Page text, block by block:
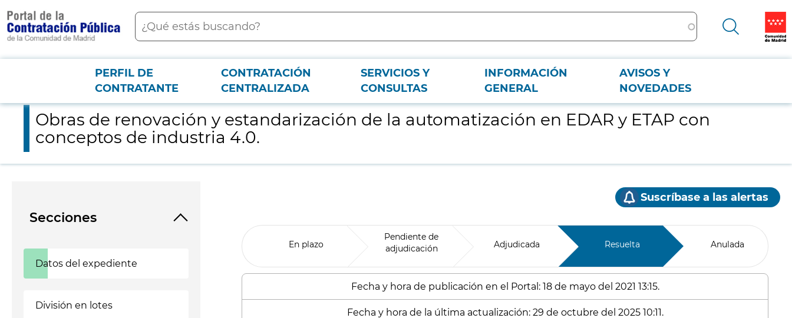
contenido
principal
Buscar
Menú PCON
PERFIL DE
CONTRATANTE
CONTRATACIÓN
CENTRALIZADA
SERVICIOS Y
CONSULTAS
INFORMACIÓN
GENERAL
AVISOS Y
NOVEDADES
Obras de renovación y estandarización de la automatización en EDAR y ETAP con conceptos de industria 4.0.
Obras de renovación y estandarización de la automatización en EDAR y ETAP con
conceptos de industria 4.0.
Secciones
Datos del expediente
División en lotes
Suscríbase a las alertas
En plazo
Pendiente de
adjudicación
Adjudicada Resuelta Anulada
Fecha y hora de publicación en el Portal: 18 de mayo del 2021 13:15.
Fecha y hora de la última actualización: 29 de octubre del 2025 10:11.